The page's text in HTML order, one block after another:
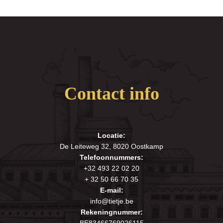
Contact info
Locatie:
De Leiteweg 32, 8020 Oostkamp
Telefoonnummers:
+32 493 22 02 20
+ 32 50 66 70 35
E-mail:
info@tietje.be
Rekeningnummer: